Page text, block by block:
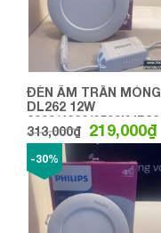
ĐÈN ÂM TRẦN MỎNG
DL262 12W
3000/4000/6500K IP20
D150-155 PHILIPS
313,000₫ 219,000₫
-30%